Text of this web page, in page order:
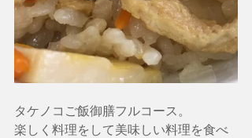
タケノコご飯御膳フルコース。
楽しく料理をして美味しい料理を食べ